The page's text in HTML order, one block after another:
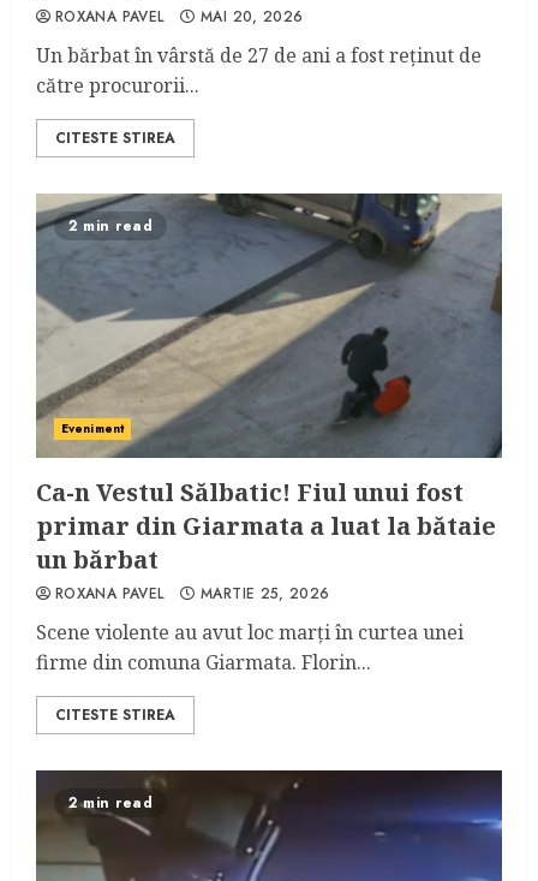
ROXANA PAVEL MAI 20, 2026
Un bărbat în vârstă de 27 de ani a fost reținut de
către procurorii...
CITESTE STIREA
2 min read
Eveniment
Ca-n Vestul Sălbatic! Fiul unui fost
primar din Giarmata a luat la bătaie
un bărbat
ROXANA PAVEL MARTIE 25, 2026
Scene violente au avut loc marți în curtea unei
firme din comuna Giarmata. Florin...
CITESTE STIREA
2 min read